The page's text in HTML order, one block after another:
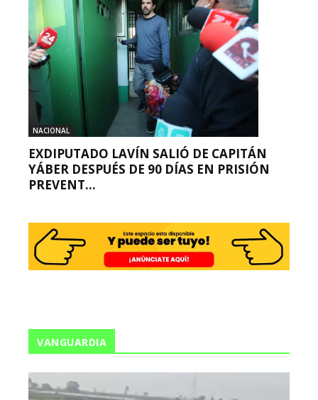
NACIONAL
EXDIPUTADO LAVÍN SALIÓ DE CAPITÁN
YÁBER DESPUÉS DE 90 DÍAS EN PRISIÓN
PREVENT...
VANGUARDIA